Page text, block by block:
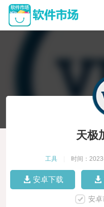
天极
工具 时间：
安卓下载
安卓